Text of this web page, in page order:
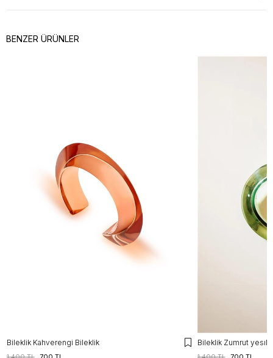
BENZER ÜRÜNLER
Bileklik Kahverengi Bileklik Bileklik Zumrut yesılı